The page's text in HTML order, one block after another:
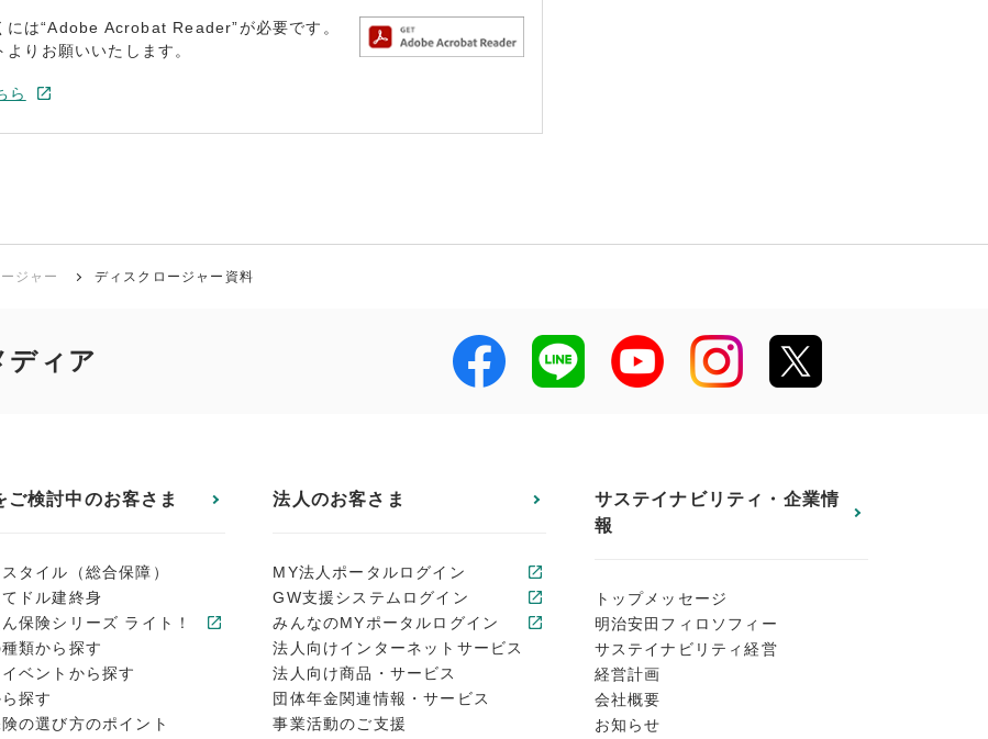
は“Adobe Acrobat Reader”が必要です。
りお願いいたします。
ら
ジャー ディスクロージャー資料
ディア
ご検討中のお客さま
タイル（総合保障）
ドル建終身
保険シリーズ ライト！
類から探す
ベントから探す
探す
の選び方のポイント
法人のお客さま
MY法人ポータルログイン
GW支援システムログイン
みんなのMYポータルログイン
法人向けインターネットサービス
法人向け商品・サービス
団体年金関連情報・サービス
事業活動のご支援
サステイナビリティ・企業情
報
トップメッセージ
明治安田フィロソフィー
サステイナビリティ経営
経営計画
会社概要
お知らせ